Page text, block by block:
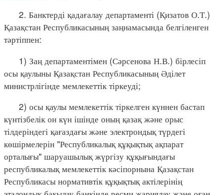
2. Банктерді қадағалау департаменті (Қизатов О.Т.)
Қазақстан Республикасының заңнамасында белгіленген
тәртіппен:
1) Заң департаментімен (Сәрсенова Н.В.) бірлесіп
осы қаулыны Қазақстан Республикасының Әділет
министрлігінде мемлекеттік тіркеуді;
2) осы қаулы мемлекеттік тіркелген күннен бастап
күнтізбелік он күн ішінде оның қазақ және орыс
тілдеріндегі қағаздағы және электрондық түрдегі
көшірмелерін "Республикалық құқықтық ақпарат
орталығы" шаруашылық жүргізу құқығындағы
республикалық мемлекеттік кәсіпорнына Қазақстан
Республикасы нормативтік құқықтық актілерінің